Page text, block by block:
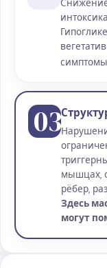
03
мышцах,
рёбер,
Здесь
могут